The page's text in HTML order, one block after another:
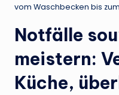
vom Waschbecken bis
Notfälle
meistern:
Küche,